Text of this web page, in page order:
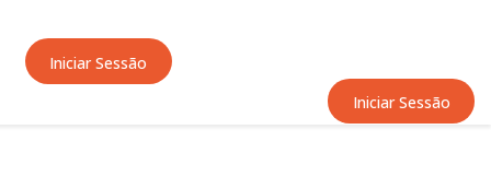
Iniciar Sessão
Iniciar Sessão